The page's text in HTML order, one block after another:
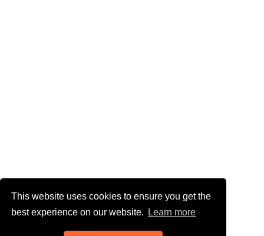
This website uses cookies to ensure you get the
best experience on our website.
Learn more